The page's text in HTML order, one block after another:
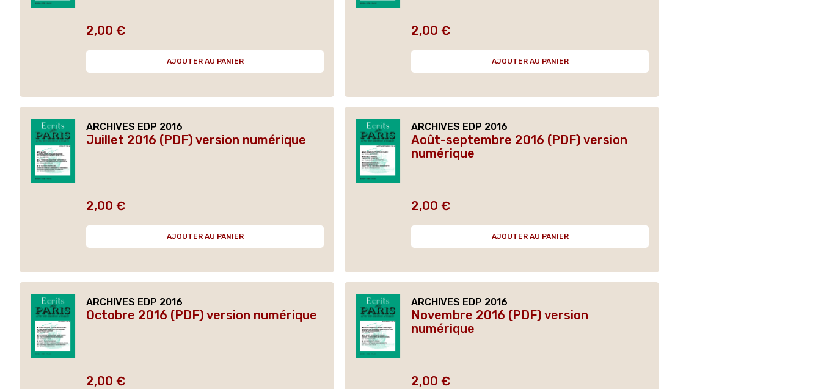
Prix
2,00 €
AJOUTER AU PANIER
Prix
2,00 €
AJOUTER AU PANIER
ARCHIVES EDP 2016
Juillet 2016 (PDF) version numérique
Prix
2,00 €
AJOUTER AU PANIER
ARCHIVES EDP 2016
Août-septembre 2016 (PDF) version
numérique
Prix
2,00 €
AJOUTER AU PANIER
ARCHIVES EDP 2016
Octobre 2016 (PDF) version numérique
Prix
2,00 €
ARCHIVES EDP 2016
Novembre 2016 (PDF) version
numérique
Prix
2,00 €